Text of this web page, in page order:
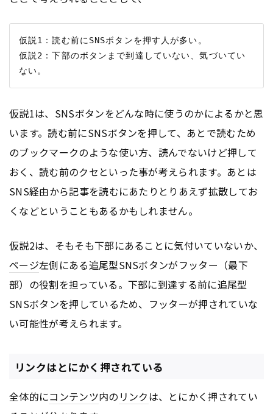
仮説1：読む前にSNSボタンを押す人が多い。
仮説2：下部のボタンまで到達していない、気づいてい
仮説1は、SNSボタンをどんな時に使うのかによるかと思
います。読む前にSNSボタンを押して、あとで読むため
のブックマークのような使い方、読んでないけど押して
おく、読む前のクセといった事が考えられます。あとは
SNS経由から記事を読むにあたりとりあえず拡散してお
くなどということもあるかもしれません。
仮説2は、そもそも下部にあることに気付いていないか、
ページ左側にある追尾型SNSボタンがフッター（最下
部）の役割を担っている。下部に到達する前に追尾型
SNSボタンを押しているため、フッターが押されていな
い可能性が考えられます。
リンクはとにかく押されている
全体的にコンテンツ内の リンクは、とにかく押されてい